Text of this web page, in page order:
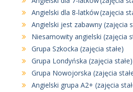
Angielski dla 8-latków (zajęcia
Angielski jest zabawny (zajęcia
Niesamowity angielski (zajęcia
Grupa Szkocka (zajęcia stałe)
Grupa Londyńska (zajęcia stałe)
Grupa Nowojorska (zajęcia
Angielski grupa A2+ (zajęcia